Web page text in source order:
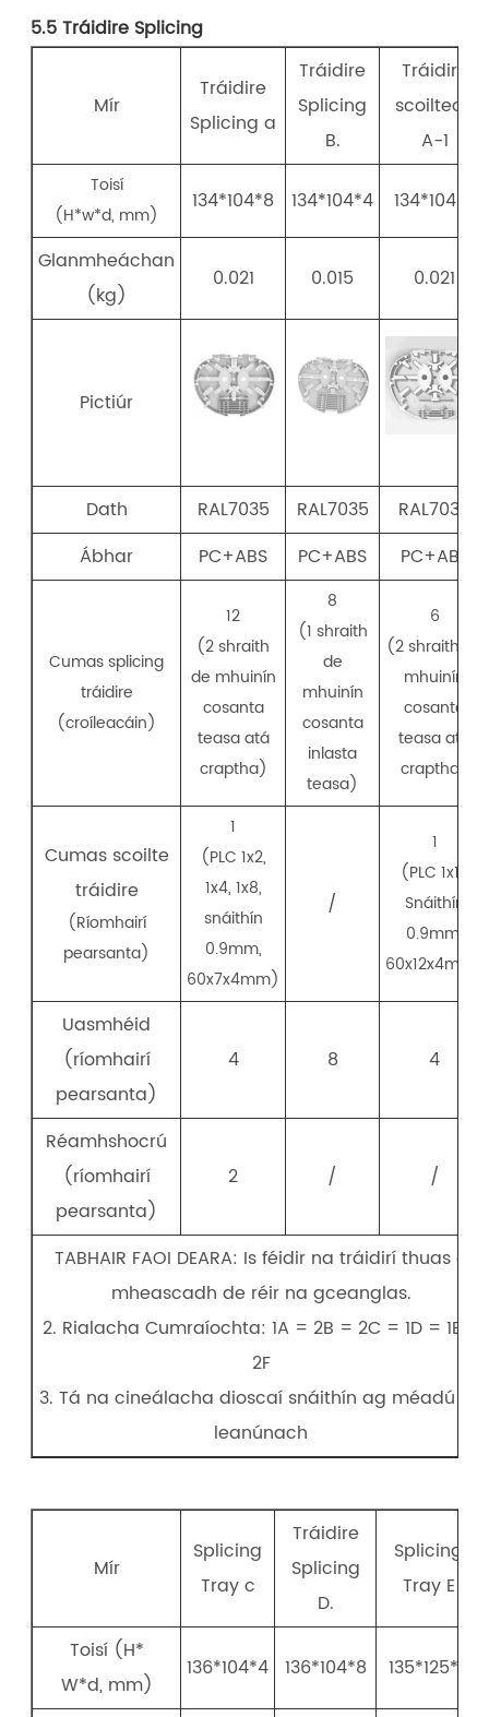
5.5 Tráidire Splicing
Mír
Tráidire
Splicing a
Tráidire
Splicing
B.
Tráidire
scoilteoir
A-1
Toisí
(H*w*d, mm)
134*104*8 134*104*4 134*104*8
Glanmheáchan
(kg)
0.021 0.015 0.021
Pictiúr
Dath RAL7035 RAL7035
RAL7035
Ábhar
PC+ABS PC+ABS PC+ABS
Cumas splicing
tráidire
(croíleacáin)
12
(2 shraith
de mhuinín
cosanta
teasa atá
craptha)
8
(1 shraith
de
mhuinín
cosanta
inlasta
teasa)
6
(2 shraith de
mhuinín
cosanta
teasa atá
craptha)
Cumas scoilte
tráidire
(Ríomhairí
pearsanta)
1
(PLC 1x2,
1x4, 1x8,
snáithín
0.9mm,
60x7x4mm)
/
1
(PLC 1x16,
Snáithín
0.9mm,
60x12x4mm)
Uasmhéid
(ríomhairí
pearsanta)
4 8 4
Réamhshocrú
(ríomhairí
pearsanta)
2 / /
TABHAIR FAOI DEARA: Is féidir na tráidirí thuas a
mheascadh de réir na gceanglas.
2. Rialacha Cumraíochta: 1A = 2B = 2C = 1D = 1E =
2F
3. Tá na cineálacha dioscaí snáithín ag méadú go
leanúnach
Mír
Splicing
Tray c
Tráidire
Splicing
D.
Splicing
Tray E
Toisí (H*
W*d, mm)
136*104*4 136*104*8 135*125*8